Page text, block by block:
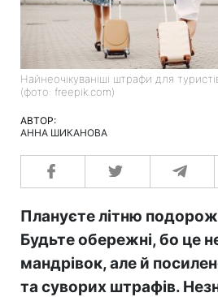
Найнеочікуваніші штрафи для
(фото: freepik.com)
АВТОР:
АННА ШИКАНОВА
Плануєте літню
Будьте обережні, бо це
мандрівок, але й
та суворих штрафів.